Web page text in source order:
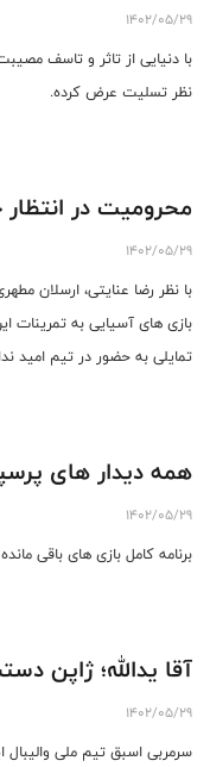
1402/05/29
با دنیایی از تاثر و تاسف
نظر تسلیت عرض کرده.
محرومیت در
1402/05/29
با نظر رضا عنایتی، ارسلان
بازی های آسیایی به تمرینات
تمایلی به حضور‌ در تیم امید
همه دیدار های
1402/05/29
برنامه کامل بازی های باقی
آقا یدالله؛ ژاپن
1402/05/29
سرمربی اسبق تیم ملی